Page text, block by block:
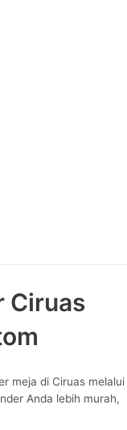
Ciruas
meja di Ciruas melalui
Anda lebih murah,